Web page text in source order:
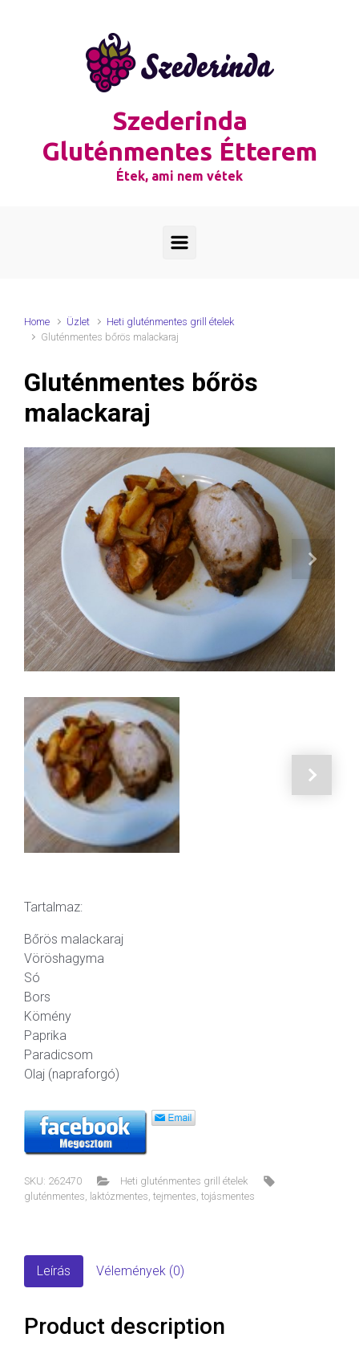
Szederinda
Gluténmentes Étterem
Étek, ami nem vétek
Home Üzlet
Heti gluténmentes grill ételek
Gluténmentes bőrös malackaraj
Gluténmentes bőrös
malackaraj
Next
Tartalmaz:
Bőrös malackaraj
Vöröshagyma
Só
Bors
Kömény
Paprika
Paradicsom
Olaj (napraforgó)
SKU: 262470
Heti gluténmentes grill ételek
gluténmentes laktózmentes tejmentes tojásmentes
Leírás Vélemények (0)
Product description